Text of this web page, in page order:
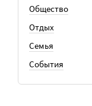
Общество
Отдых
Семья
События